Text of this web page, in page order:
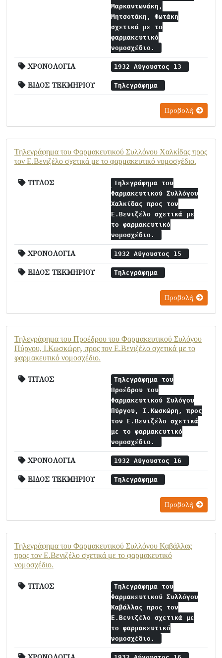
Μαρκαντωνάκη,
Μητσοτάκη, Φωτάκη
σχετικά με το
φαρμακευτικό
νομοσχέδιο.
ΧΡΟΝΟΛΟΓΙΑ 1932 Αύγουστος 13
ΕΙΔΟΣ ΤΕΚΜΗΡΙΟΥ Τηλεγράφημα
Προβολή
Τηλεγράφημα του Φαρμακευτικού Συλλόγου Χαλκίδας προς
τον Ε.Βενιζέλο σχετικά με το φαρμακευτικό νομοσχέδιο.
ΤΙΤΛΟΣ
Τηλεγράφημα του
Φαρμακευτικού Συλλόγου
Χαλκίδας προς τον
Ε.Βενιζέλο σχετικά με
το φαρμακευτικό
νομοσχέδιο.
ΧΡΟΝΟΛΟΓΙΑ 1932 Αύγουστος 15
ΕΙΔΟΣ ΤΕΚΜΗΡΙΟΥ Τηλεγράφημα
Προβολή
Τηλεγράφημα του Προέδρου του Φαρμακευτικού Συλόγου
Πύργου, Ι.Κωσκώρη, προς τον Ε.Βενιζέλο σχετικά με το
φαρμακευτικό νομοσχέδιο.
ΤΙΤΛΟΣ
Τηλεγράφημα του
Προέδρου του
Φαρμακευτικού Συλόγου
Πύργου, Ι.Κωσκώρη, προς
τον Ε.Βενιζέλο σχετικά
με το φαρμακευτικό
νομοσχέδιο.
ΧΡΟΝΟΛΟΓΙΑ 1932 Αύγουστος 16
ΕΙΔΟΣ ΤΕΚΜΗΡΙΟΥ Τηλεγράφημα
Προβολή
Τηλεγράφημα του Φαρμακευτικού Συλλόγου Καβάλλας
προς τον Ε.Βενιζέλο σχετικά με το φαρμακευτικό
νομοσχέδιο.
ΤΙΤΛΟΣ
Τηλεγράφημα του
Φαρμακευτικού Συλλόγου
Καβάλλας προς τον
Ε.Βενιζέλο σχετικά με
το φαρμακευτικό
νομοσχέδιο.